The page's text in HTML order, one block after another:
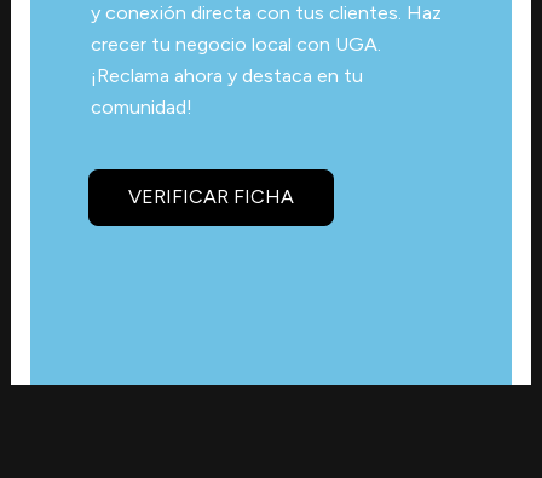
y conexión directa con tus clientes. Haz
crecer tu negocio local con UGA.
¡Reclama ahora y destaca en tu
comunidad!
VERIFICAR FICHA